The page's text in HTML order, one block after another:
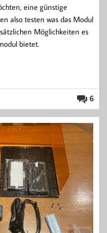
eine günstige
also testen was das Modul
Möglichkeiten es
bietet.
6